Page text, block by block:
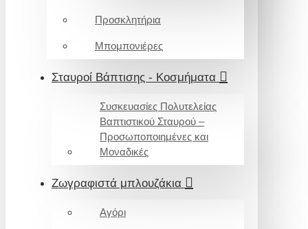
Προσκλητήρια
Μπομπονιέρες
Σταυροί Βάπτισης - Κοσμήματα
Συσκευασίες Πολυτελείας
Βαπτιστικού Σταυρού –
Προσωποποιημένες και
Μοναδικές
Ζωγραφιστά μπλουζάκια
Αγόρι